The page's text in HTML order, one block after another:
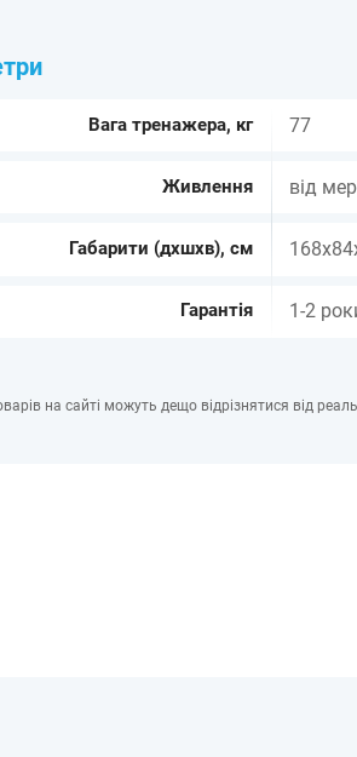
Вага тренажера, кг 77
Живлення від
Габарити (дхшхв), см
Гарантія 1-2
на сайті можуть дещо відрізнятися від